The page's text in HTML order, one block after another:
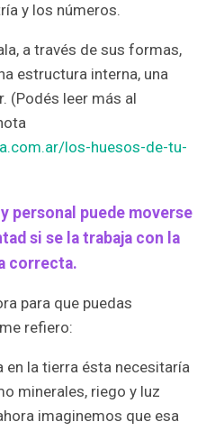
y los números.
a través de sus formas,
estructura interna, una
(Podés leer más al
los-huesos-de-tu-
personal puede moverse
si se la trabaja con la
correcta.
para que puedas
refiero:
en la tierra ésta necesitaría
minerales, riego y luz
imaginemos que esa